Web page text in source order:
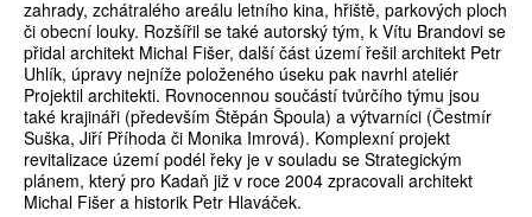
zahrady, zchátralého areálu letního kina, hřiště, parkových ploch
či obecní louky. Rozšířil se také autorský tým, k Vítu Brandovi se
přidal architekt Michal Fišer, další část území řešil architekt Petr
Uhlík, úpravy nejníže položeného úseku pak navrhl ateliér
Projektil architekti. Rovnocennou součástí tvůrčího týmu jsou
také krajináři (především Štěpán Špoula) a výtvarníci (Čestmír
Suška, Jiří Příhoda či Monika Imrová). Komplexní projekt
revitalizace území podél řeky je v souladu se Strategickým
plánem, který pro Kadaň již v roce 2004 zpracovali architekt
Michal Fišer a historik Petr Hlaváček.